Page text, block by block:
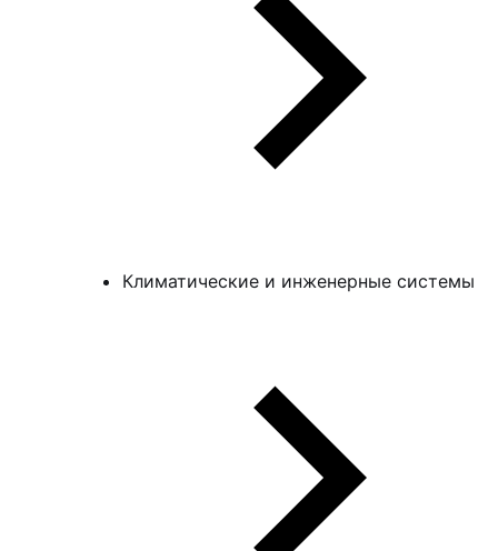
Климатические и инженерные системы